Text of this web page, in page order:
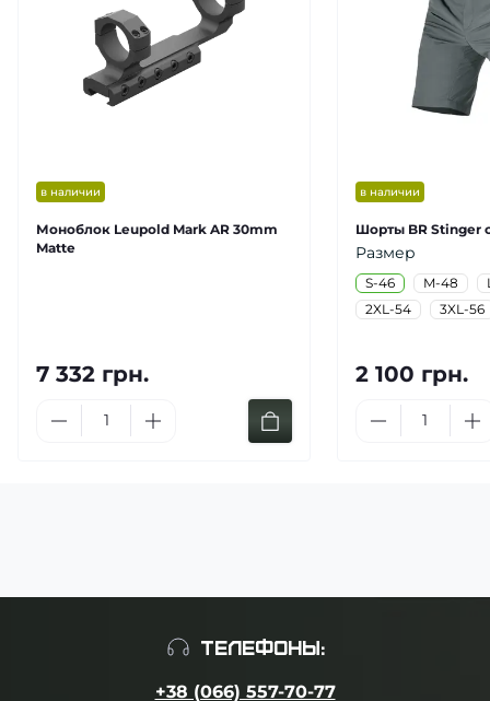
в наличии
Моноблок Leupold Mark AR 30mm
Matte
7 332 грн.
в наличии
Шорты BR Stinger
Размер
S-46 M-48
2XL-54
3XL-56
2 100 грн.
ТЕЛЕФОНЫ:
+38 (066) 557-70-77